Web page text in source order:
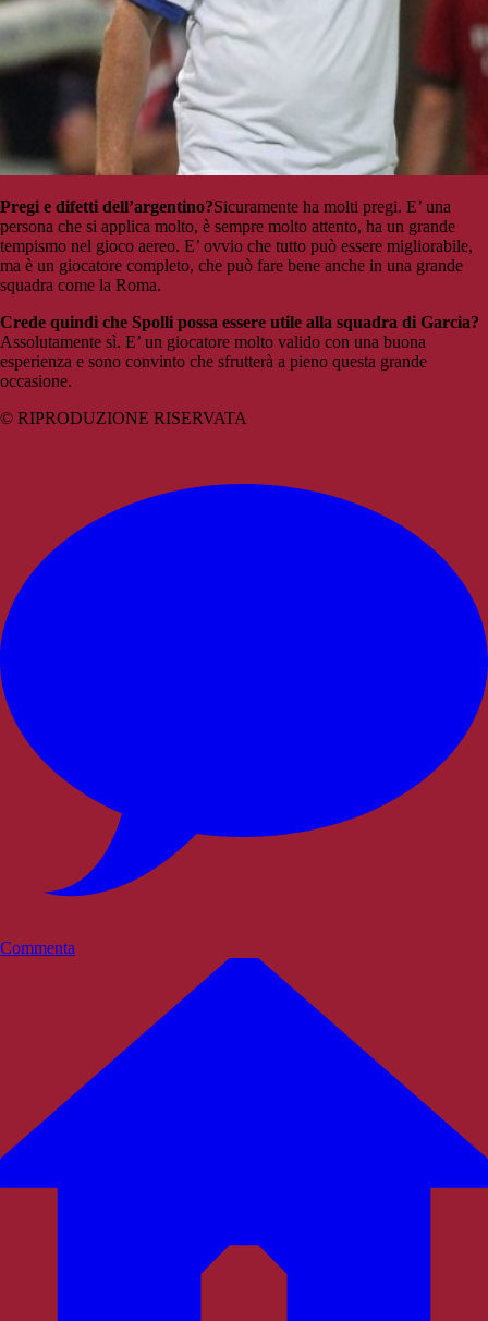
Pregi e difetti dell’argentino?Sicuramente ha molti pregi. E’ una
persona che si applica molto, è sempre molto attento, ha un grande
tempismo nel gioco aereo. E’ ovvio che tutto può essere migliorabile,
ma è un giocatore completo, che può fare bene anche in una grande
squadra come la Roma.
Crede quindi che Spolli possa essere utile alla squadra di Garcia?
Assolutamente sì. E’ un giocatore molto valido con una buona
esperienza e sono convinto che sfrutterà a pieno questa grande
occasione.
© RIPRODUZIONE RISERVATA
Commenta